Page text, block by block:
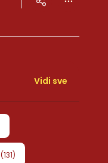
Vidi sve
(131)